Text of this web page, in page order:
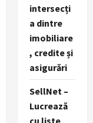
intersecți
a dintre
imobiliare
, credite și
asigurări
SellNet –
Lucrează
cu liste